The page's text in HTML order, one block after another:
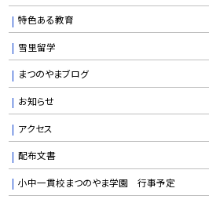
特色ある教育
雪里留学
まつのやまブログ
お知らせ
アクセス
配布文書
小中一貫校まつのやま学園 行事予定